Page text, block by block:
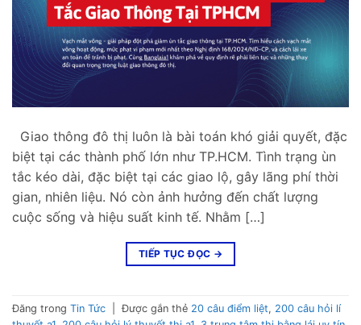
Giao thông đô thị luôn là bài toán khó giải quyết, đặc
biệt tại các thành phố lớn như TP.HCM. Tình trạng ùn
tắc kéo dài, đặc biệt tại các giao lộ, gây lãng phí thời
gian, nhiên liệu. Nó còn ảnh hưởng đến chất lượng
cuộc sống và hiệu suất kinh tế. Nhằm […]
TIẾP TỤC ĐỌC →
Đăng trong Tin Tức Được gắn thẻ 20 câu điểm liệt, 200 câu hỏi lí